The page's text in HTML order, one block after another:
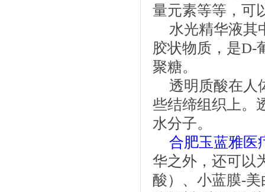
量元素等等，可
水光精华液其
胶状物质，是D-
聚糖。
透明质酸在人
些结缔组织上。
水分子。
合肥玉蓝雅医
华之外，还可以
酸）、小蓝膜-